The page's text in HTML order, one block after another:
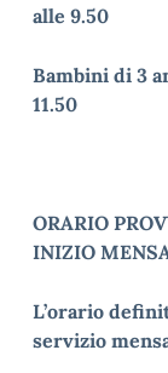
alle 9.50
Bambini di 3
11.50
ORARIO
INIZIO
L’orario
servizio